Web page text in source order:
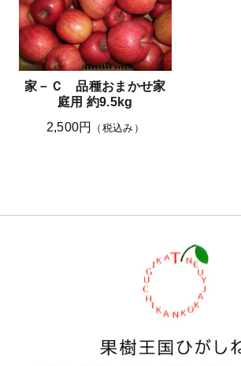
家－Ｃ 品種おまかせ家
庭用 約9.5kg
2,500円
（税込み）